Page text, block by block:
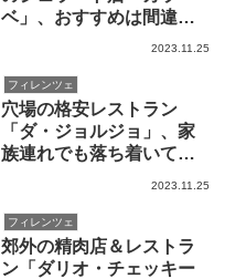
ベ」、おすすめは間違い
2023.11.25
フィレンツェ
穴場の格安レストラン
「ダ・ジョルジョ」、家
族連れでも落ち着いて食
2023.11.25
フィレンツェ
郊外の精肉店＆レストラ
ン「ダリオ・チェッキー